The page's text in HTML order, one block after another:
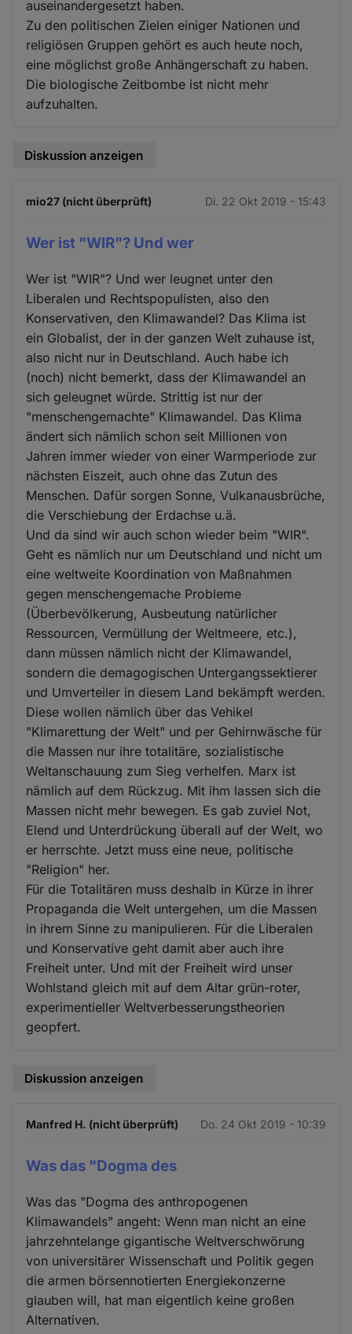
auseinandergesetzt haben.
Zu den politischen Zielen einiger Nationen und
religiösen Gruppen gehört es auch heute noch,
eine möglichst große Anhängerschaft zu haben.
Die biologische Zeitbombe ist nicht mehr
aufzuhalten.
Diskussion anzeigen
mio27 (nicht überprüft) Di. 22 Okt 2019 - 15:43
Wer ist "WIR"? Und wer
Wer ist "WIR"? Und wer leugnet unter den
Liberalen und Rechtspopulisten, also den
Konservativen, den Klimawandel? Das Klima ist
ein Globalist, der in der ganzen Welt zuhause ist,
also nicht nur in Deutschland. Auch habe ich
(noch) nicht bemerkt, dass der Klimawandel an
sich geleugnet würde. Strittig ist nur der
"menschengemachte" Klimawandel. Das Klima
ändert sich nämlich schon seit Millionen von
Jahren immer wieder von einer Warmperiode zur
nächsten Eiszeit, auch ohne das Zutun des
Menschen. Dafür sorgen Sonne, Vulkanausbrüche,
die Verschiebung der Erdachse u.ä.
Und da sind wir auch schon wieder beim "WIR".
Geht es nämlich nur um Deutschland und nicht um
eine weltweite Koordination von Maßnahmen
gegen menschengemache Probleme
(Überbevölkerung, Ausbeutung natürlicher
Ressourcen, Vermüllung der Weltmeere, etc.),
dann müssen nämlich nicht der Klimawandel,
sondern die demagogischen Untergangssektierer
und Umverteiler in diesem Land bekämpft werden.
Diese wollen nämlich über das Vehikel
"Klimarettung der Welt" und per Gehirnwäsche für
die Massen nur ihre totalitäre, sozialistische
Weltanschauung zum Sieg verhelfen. Marx ist
nämlich auf dem Rückzug. Mit ihm lassen sich die
Massen nicht mehr bewegen. Es gab zuviel Not,
Elend und Unterdrückung überall auf der Welt, wo
er herrschte. Jetzt muss eine neue, politische
"Religion" her.
Für die Totalitären muss deshalb in Kürze in ihrer
Propaganda die Welt untergehen, um die Massen
in ihrem Sinne zu manipulieren. Für die Liberalen
und Konservative geht damit aber auch ihre
Freiheit unter. Und mit der Freiheit wird unser
Wohlstand gleich mit auf dem Altar grün-roter,
experimentieller Weltverbesserungstheorien
geopfert.
Diskussion anzeigen
Manfred H. (nicht überprüft) Do. 24 Okt 2019 - 10:39
Was das "Dogma des
Was das "Dogma des anthropogenen
Klimawandels" angeht: Wenn man nicht an eine
jahrzehntelange gigantische Weltverschwörung
von universitärer Wissenschaft und Politik gegen
die armen börsennotierten Energiekonzerne
glauben will, hat man eigentlich keine großen
Alternativen.